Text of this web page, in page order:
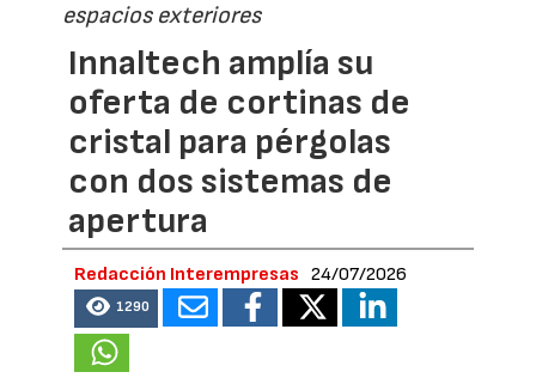
espacios exteriores
Innaltech amplía su
oferta de cortinas de
cristal para pérgolas
con dos sistemas de
apertura
Redacción Interempresas 24/07/2026
1290